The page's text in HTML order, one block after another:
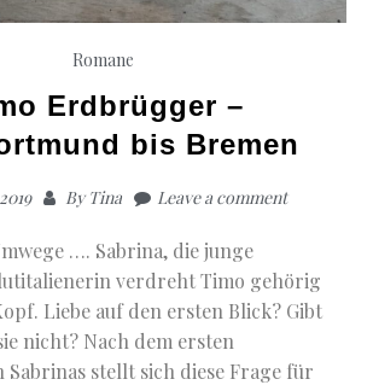
Romane
Erdbrügger –
bis Bremen
ByTina Leave a comment
…. Sabrina, die junge
verdreht Timo gehörig
Liebe auf den ersten Blick? Gibt
nicht? Nach dem ersten
Sabrinas stellt sich diese Frage für